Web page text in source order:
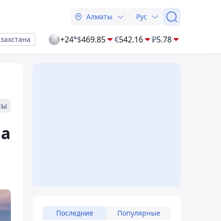
Алматы Рус
+24°$469.85 €542.16 ₽5.78
Последние Популярные